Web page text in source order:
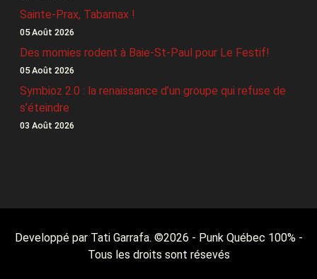
Sainte-Prax, Tabarnax !
05 Août 2026
Des momies rodent à Baie-St-Paul pour Le Festif!
05 Août 2026
Symbioz 2.0 : la renaissance d’un groupe qui refuse de
s’éteindre
03 Août 2026
Developpé par Tati Garrafa. ©2026 - Punk Québec 100% -
Tous les droits sont résevés